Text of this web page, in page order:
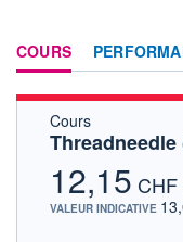
COURS
Cours
12,15 CHF
VALEUR INDICATIVE